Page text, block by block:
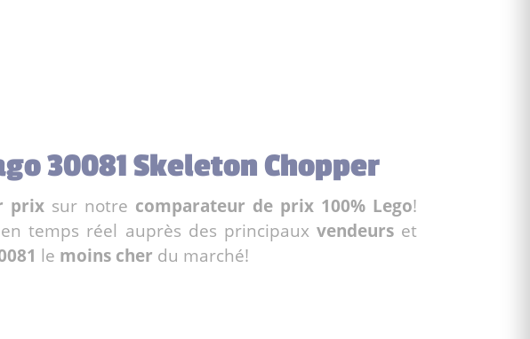
30081 Skeleton Chopper
prixsur notre comparateur de prix 100% Lego!
temps réel auprès des principaux vendeurset
le moins cher du marché!